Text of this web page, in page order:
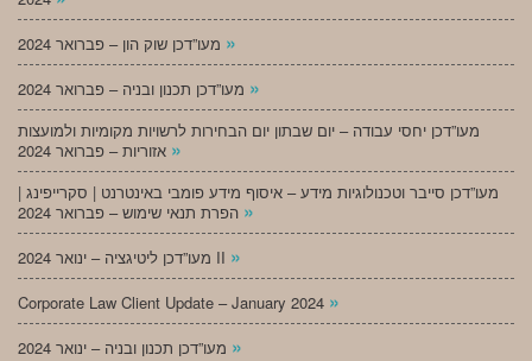
»
»
מעו”דכן יחסי עבודה – יום שבתון יום הבחירות לרשויות מקומיות ולמועצות
»
מעו”דכן סייבר וטכנולוגיות מידע – איסוף מידע פומבי באינטרנט | סקרייפינג |
»
מעו”דכן ליטיגציה – ינואר 2024 II »
Corporate Law Client Update – January 2024 »
»